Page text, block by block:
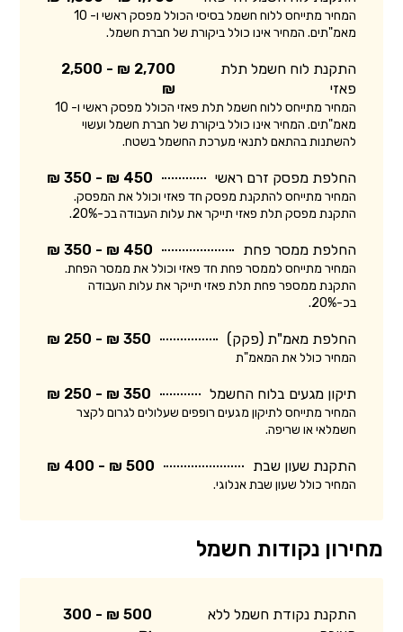
המחיר מתייחס ללוח חשמל בסיסי הכולל מפסק ראשי ו- 10
מאמ"תים. המחיר אינו כולל ביקורת של חברת חשמל.
התקנת לוח חשמל תלת
פאזי
2,700 ₪ - 2,500
₪
המחיר מתייחס ללוח חשמל תלת פאזי הכולל מפסק ראשי ו- 10
מאמ"תים. המחיר אינו כולל ביקורת של חברת חשמל ועשוי
להשתנות בהתאם לתנאי מערכת החשמל בשטח.
החלפת מפסק זרם ראשי 450 ₪ - 350 ₪
המחיר מתייחס להתקנת מפסק חד פאזי וכולל את המפסק.
התקנת מפסק תלת פאזי תייקר את עלות העבודה בכ-20%.
החלפת ממסר פחת 450 ₪ - 350 ₪
המחיר מתייחס לממסר פחת חד פאזי וכולל את ממסר הפחת.
התקנת ממספר פחת תלת פאזי תייקר את עלות העבודה
בכ-20%.
החלפת מאמ"ת (פקק) 350 ₪ - 250 ₪
המחיר כולל את המאמ"ת
תיקון מגעים בלוח החשמל 350 ₪ - 250 ₪
המחיר מתייחס לתיקון מגעים רופפים שעלולים לגרום לקצר
חשמלאי או שריפה.
התקנת שעון שבת 500 ₪ - 400 ₪
המחיר כולל שעון שבת אנלוגי.
מחירון נקודות חשמל
התקנת נקודת חשמל ללא
500 ₪ - 300